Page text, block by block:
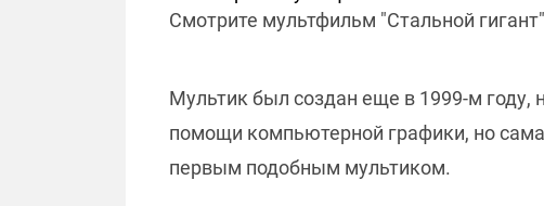
Смотрите мультфильм "Стальной
Мультик был создан еще в 1999-м году,
помощи компьютерной графики, но сама
первым подобным мультиком.